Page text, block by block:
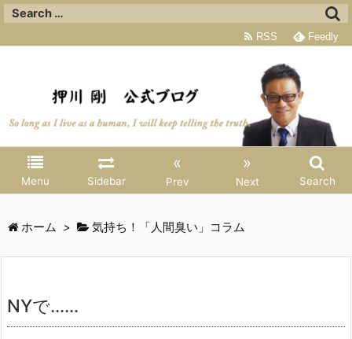
Menu Sidebar
«
Prev
»
Next Search
RSS Feedly
ホーム > 気持ち！「人間臭い」コラム
NYで……